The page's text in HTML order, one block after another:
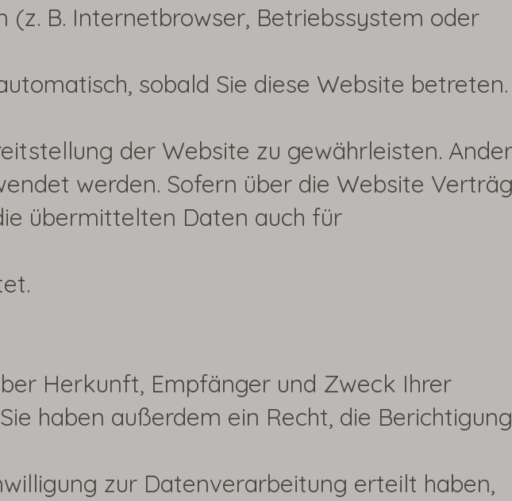
B. Internetbrowser, Betriebssystem oder
sobald Sie diese Website betreten.
der Website zu gewährleisten.
werden. Sofern über die Website
übermittelten Daten auch für
Herkunft, Empfänger und Zweck Ihrer
haben außerdem ein Recht, die Berichtigung
zur Datenverarbeitung erteilt haben,